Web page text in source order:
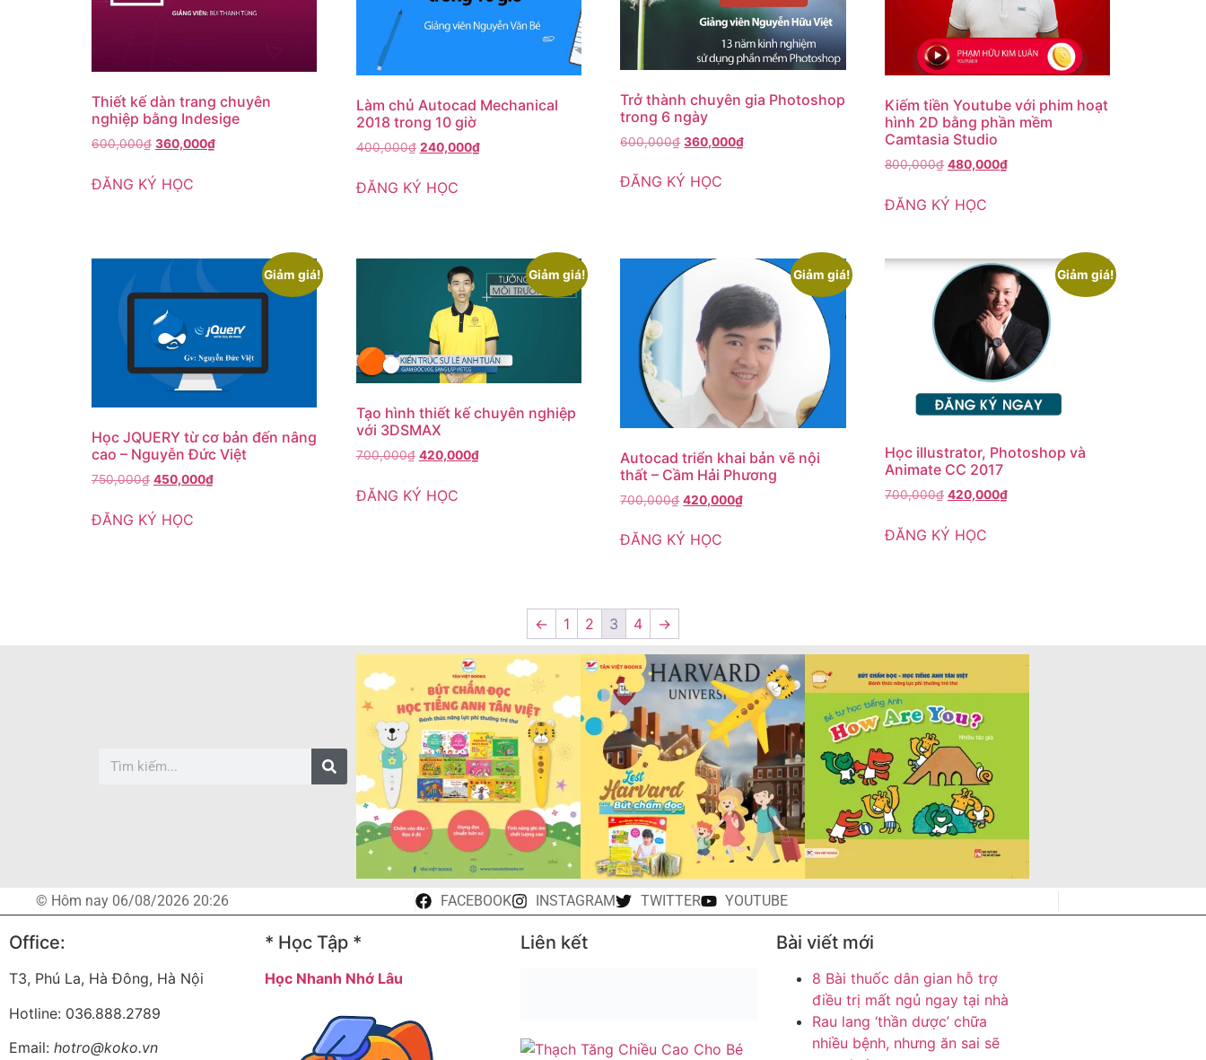
Thiết kế dàn trang chuyên
nghiệp bằng Indesige
600,000₫ 360,000₫
ĐĂNG KÝ HỌC
Làm chủ Autocad Mechanical
2018 trong 10 giờ
400,000₫ 240,000₫
ĐĂNG KÝ HỌC
Trở thành chuyên gia Photoshop
trong 6 ngày
600,000₫ 360,000₫
ĐĂNG KÝ HỌC
Kiếm tiền Youtube với phim hoạt
hình 2D bằng phần mềm
Camtasia Studio
800,000₫ 480,000₫
ĐĂNG KÝ HỌC
Giảm giá!
Học JQUERY từ cơ bản đến nâng
cao – Nguyễn Đức Việt
750,000₫ 450,000₫
ĐĂNG KÝ HỌC
Giảm giá!
Tạo hình thiết kế chuyên nghiệp
với 3DSMAX
700,000₫ 420,000₫
ĐĂNG KÝ HỌC
Giảm giá!
Autocad triển khai bản vẽ nội
thất – Cầm Hải Phương
700,000₫ 420,000₫
ĐĂNG KÝ HỌC
Giảm giá!
Học illustrator, Photoshop và
Animate CC 2017
700,000₫ 420,000₫
ĐĂNG KÝ HỌC
← 1 2 3 4 →
© Hôm nay 06/08/2026 20:26 FACEBOOK INSTAGRAM TWITTER YOUTUBE
Office:
T3, Phú La, Hà Đông, Hà Nội
Hotline: 036.888.2789
Email: hotro@koko.vn
* Học Tập *
Học Nhanh Nhớ Lâu
Liên kết Bài viết mới
8 Bài thuốc dân gian hỗ trợ
điều trị mất ngủ ngay tại nhà
Rau lang ‘thần dược’ chữa
nhiều bệnh, nhưng ăn sai sẽ